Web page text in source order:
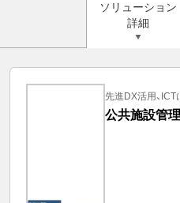
ソリューション
詳細
先進DX活用、
公共施設管